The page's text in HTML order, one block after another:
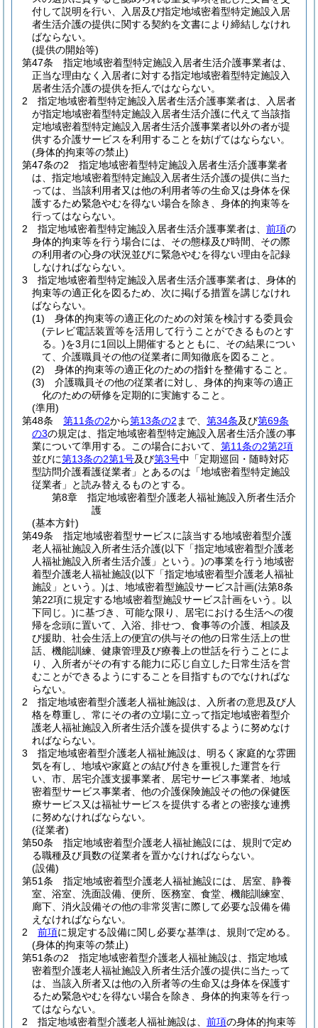
付して説明を行い、入居及び指定地域密着型特定施設入居
者生活介護の提供に関する契約を文書により締結しなけれ
ばならない。
(提供の開始等)
第47条
指定地域密着型特定施設入居者生活介護事業者は、
正当な理由なく入居者に対する指定地域密着型特定施設入
居者生活介護の提供を拒んではならない。
2
指定地域密着型特定施設入居者生活介護事業者は、入居者
が指定地域密着型特定施設入居者生活介護に代えて当該指
定地域密着型特定施設入居者生活介護事業者以外の者が提
供する介護サービスを利用することを妨げてはならない。
(身体的拘束等の禁止)
第47条の2
指定地域密着型特定施設入居者生活介護事業者
は、指定地域密着型特定施設入居者生活介護の提供に当た
っては、当該利用者又は他の利用者等の生命又は身体を保
護するため緊急やむを得ない場合を除き、身体的拘束等を
行ってはならない。
2
指定地域密着型特定施設入居者生活介護事業者は、 前項の
身体的拘束等を行う場合には、その態様及び時間、その際
の利用者の心身の状況並びに緊急やむを得ない理由を記録
しなければならない。
3
指定地域密着型特定施設入居者生活介護事業者は、身体的
拘束等の適正化を図るため、次に掲げる措置を講じなけれ
ばならない。
(1)
身体的拘束等の適正化のための対策を検討する委員会
(テレビ電話装置等を活用して行うことができるものとす
る。)を3月に1回以上開催するとともに、その結果につい
て、介護職員その他の従業者に周知徹底を図ること。
(2)
身体的拘束等の適正化のための指針を整備すること。
(3)
介護職員その他の従業者に対し、身体的拘束等の適正
化のための研修を定期的に実施すること。
(準用)
第48条
第11条の2から第13条の2 まで、 第34条及び第69条
の3の規定は、指定地域密着型特定施設入居者生活介護の事
業について準用する。
この場合において、 第11条の2第2項
並びに第13条の2第1号及び第3号中「定期巡回・随時対応
型訪問介護看護従業者」とあるのは「地域密着型特定施設
従業者」と読み替えるものとする。
第8章
指定地域密着型介護老人福祉施設入所者生活介
護
(基本方針)
第49条
指定地域密着型サービスに該当する地域密着型介護
老人福祉施設入所者生活介護(以下「指定地域密着型介護老
人福祉施設入所者生活介護」という。)の事業を行う地域密
着型介護老人福祉施設(以下「指定地域密着型介護老人福祉
施設」という。)は、地域密着型施設サービス計画(法第8条
第22項に規定する地域密着型施設サービス計画をいう。以
下同じ。)に基づき、可能な限り、居宅における生活への復
帰を念頭に置いて、入浴、排せつ、食事等の介護、相談及
び援助、社会生活上の便宜の供与その他の日常生活上の世
話、機能訓練、健康管理及び療養上の世話を行うことによ
り、入所者がその有する能力に応じ自立した日常生活を営
むことができるようにすることを目指すものでなければな
らない。
2
指定地域密着型介護老人福祉施設は、入所者の意思及び人
格を尊重し、常にその者の立場に立って指定地域密着型介
護老人福祉施設入所者生活介護を提供するように努めなけ
ればならない。
3
指定地域密着型介護老人福祉施設は、明るく家庭的な雰囲
気を有し、地域や家庭との結び付きを重視した運営を行
い、市、居宅介護支援事業者、居宅サービス事業者、地域
密着型サービス事業者、他の介護保険施設その他の保健医
療サービス又は福祉サービスを提供する者との密接な連携
に努めなければならない。
(従業者)
第50条
指定地域密着型介護老人福祉施設には、規則で定め
る職種及び員数の従業者を置かなければならない。
(設備)
第51条
指定地域密着型介護老人福祉施設には、居室、静養
室、浴室、洗面設備、便所、医務室、食堂、機能訓練室、
廊下、消火設備その他の非常災害に際して必要な設備を備
えなければならない。
2
前項に規定する設備に関し必要な基準は、規則で定める。
(身体的拘束等の禁止)
第51条の2
指定地域密着型介護老人福祉施設は、指定地域
密着型介護老人福祉施設入所者生活介護の提供に当たって
は、当該入所者又は他の入所者等の生命又は身体を保護す
るため緊急やむを得ない場合を除き、身体的拘束等を行っ
てはならない。
2
指定地域密着型介護老人福祉施設は、 前項の身体的拘束等